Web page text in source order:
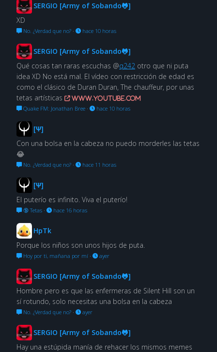
SERGIO [Army of Sobando🐸]
XD
No. ¿Verdad que no?· hace 10 horas
SERGIO [Army of Sobando🐸]
Qué cosas tan raras escuchas @q242 otro que ni puta
idea XD No está mal. El vídeo con restricción de edad es
como el clásico de Duran Duran, The chauffeur, por unas
tetas artísticas
www.youtube.com
Quake FM: Jonathan Bree· hace 10 horas
[Ψ]
Con una bolsa en la cabeza no puedo morderles las tetas
😂
No. ¿Verdad que no?· hace 11 horas
[Ψ]
El puterío es infinito. Viva el puterío!
🔞 Tetas· hace 16 horas
HpTk
Porque los niños son unos hijos de puta.
Hoy por ti, mañana por mí· ayer
SERGIO [Army of Sobando🐸]
Hombre pero es que las enfermeras de Silent Hill son un
sí rotundo, solo necesitas una bolsa en la cabeza
No. ¿Verdad que no?· ayer
SERGIO [Army of Sobando🐸]
Hay una estúpida manía de rehacer los mismos memes